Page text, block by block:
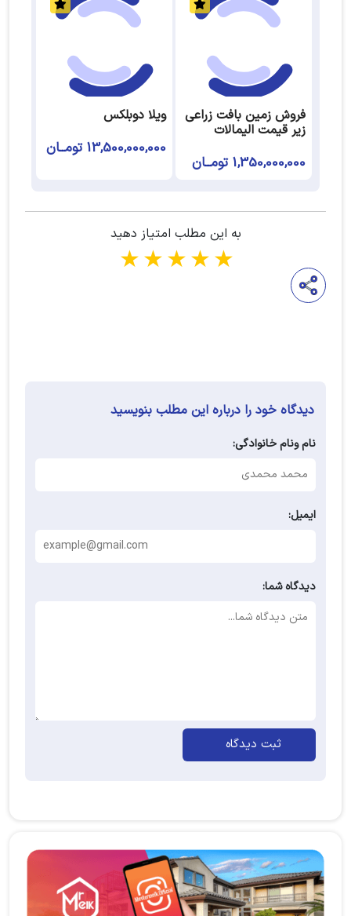
فروش زمین بافت زراعی
زیر قیمت الیمالات
1,350,000,000 تومــان
ویلا دوبلکس
13,500,000,000 تومــان
به این مطلب امتیاز دهید
5 stars
4 stars
3 stars
2 stars
دیدگاه خود را درباره این مطلب بنویسید
نام ونام خانوادگی:
ایمیل:
دیدگاه شما:
ثبت دیدگاه